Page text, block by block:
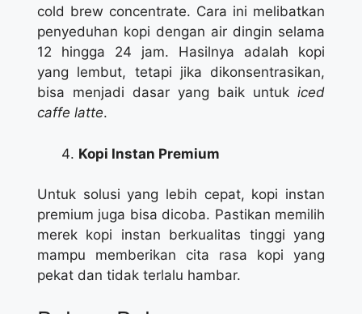
cold brew concentrate. Cara ini melibatkan
penyeduhan kopi dengan air dingin selama
12 hingga 24 jam. Hasilnya adalah kopi
yang lembut, tetapi jika dikonsentrasikan,
bisa menjadi dasar yang baik untuk iced
caffe latte.
Kopi Instan Premium
Untuk solusi yang lebih cepat, kopi instan
premium juga bisa dicoba. Pastikan memilih
merek kopi instan berkualitas tinggi yang
mampu memberikan cita rasa kopi yang
pekat dan tidak terlalu hambar.